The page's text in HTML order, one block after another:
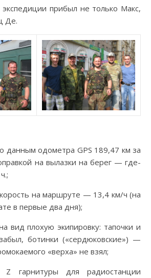
экспедиции прибыл не только Макс,
Де.
данным одометра GPS 189,47 км за
на вылазки на берег — где-
на маршруте — 13,4 км/ч (на
в первые два дня);
вид плохую экипировку: тапочки и
ботинки («сердюковские») —
«верха» не взял;
Z гарнитуры для радиостанции